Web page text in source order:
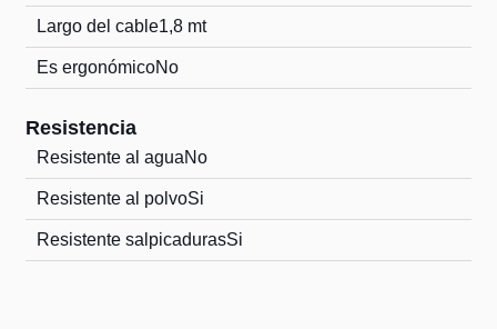
Largo del cable1,8 mt
Es ergonómicoNo
Resistencia
Resistente al aguaNo
Resistente al polvoSi
Resistente salpicadurasSi